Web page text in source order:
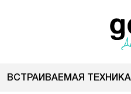
ВСТРАИВАЕМАЯ ТЕХНИКА